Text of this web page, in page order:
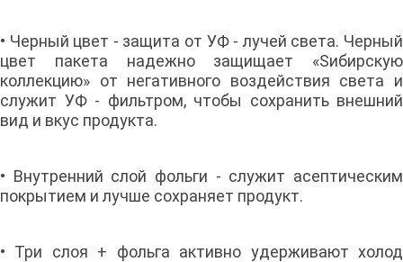
• Черный цвет - защита от УФ - лучей света. Черный
цвет пакета надежно защищает «Sибирскую
коллекцию» от негативного воздействия света и
служит УФ - фильтром, чтобы сохранить внешний
вид и вкус продукта.
• Внутренний слой фольги - служит асептическим
покрытием и лучше сохраняет продукт.
• Три слоя + фольга активно удерживают холод